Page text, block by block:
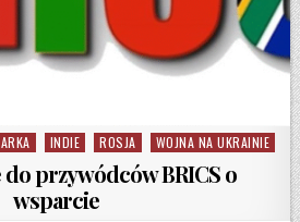
INDIE ROSJA WOJNA NA UKRAINIE
przywódców BRICS o
wsparcie